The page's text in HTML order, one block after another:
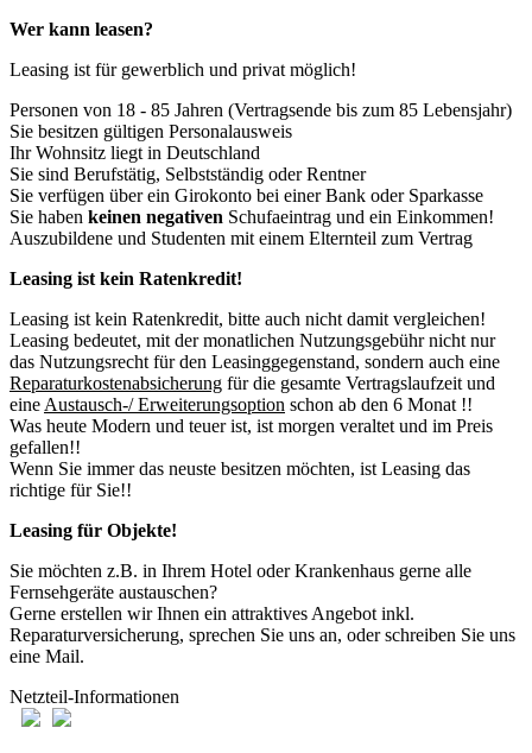
Wer kann leasen?
Leasing ist für gewerblich und privat möglich!
Personen von 18 - 85 Jahren (Vertragsende bis zum 85 Lebensjahr)
Sie besitzen gültigen Personalausweis
Ihr Wohnsitz liegt in Deutschland
Sie sind Berufstätig, Selbstständig oder Rentner
Sie verfügen über ein Girokonto bei einer Bank oder Sparkasse
Sie haben keinen negativen Schufaeintrag und ein Einkommen!
Auszubildene und Studenten mit einem Elternteil zum Vertrag
Leasing ist kein Ratenkredit!
Leasing ist kein Ratenkredit, bitte auch nicht damit vergleichen!
Leasing bedeutet, mit der monatlichen Nutzungsgebühr nicht nur
das Nutzungsrecht für den Leasinggegenstand, sondern auch eine
Reparaturkostenabsicherung für die gesamte Vertragslaufzeit und
eine Austausch-/ Erweiterungsoption schon ab den 6 Monat !!
Was heute Modern und teuer ist, ist morgen veraltet und im Preis
gefallen!!
Wenn Sie immer das neuste besitzen möchten, ist Leasing das
richtige für Sie!!
Leasing für Objekte!
Sie möchten z.B. in Ihrem Hotel oder Krankenhaus gerne alle
Fernsehgeräte austauschen?
Gerne erstellen wir Ihnen ein attraktives Angebot inkl.
Reparaturversicherung, sprechen Sie uns an, oder schreiben Sie uns
eine Mail.
Netzteil-Informationen